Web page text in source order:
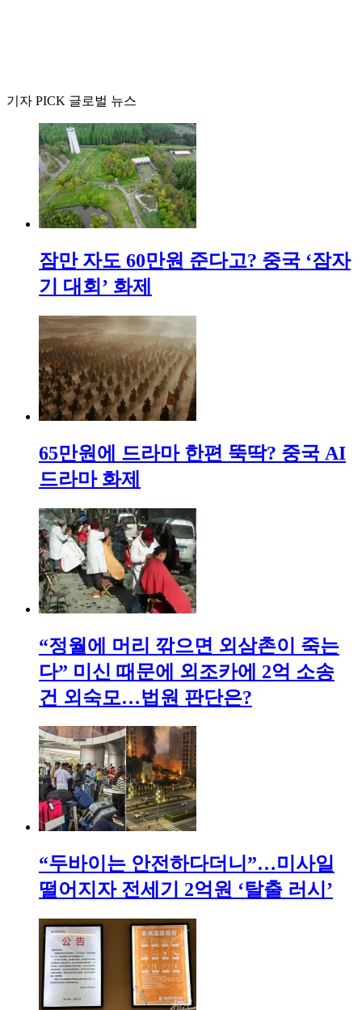
기자 PICK 글로벌 뉴스
잠만 자도 60만원 준다고? 중국 ‘잠자
기 대회’ 화제
65만원에 드라마 한편 뚝딱? 중국 AI
드라마 화제
“정월에 머리 깎으면 외삼촌이 죽는
다” 미신 때문에 외조카에 2억 소송
건 외숙모…법원 판단은?
“두바이는 안전하다더니”…미사일
떨어지자 전세기 2억원 ‘탈출 러시’